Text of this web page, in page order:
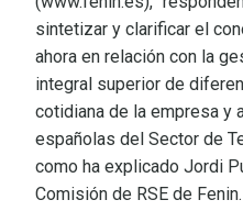
sintetizar y clarificar el
ahora en relación con la
integral superior de
cotidiana de la empresa y
españolas del Sector de
como ha explicado Jordi
Comisión de RSE de Fenin.